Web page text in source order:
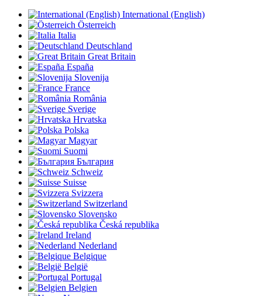
International (English)
Österreich
Italia
Deutschland
Great Britain
España
Slovenija
France
România
Sverige
Hrvatska
Polska
Magyar
Suomi
България
Schweiz
Suisse
Svizzera
Switzerland
Slovensko
Česká republika
Ireland
Nederland
Belgique
België
Portugal
Belgien